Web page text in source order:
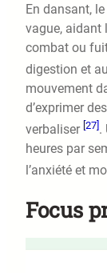
En dansant,
vague, aidant
combat ou
digestion et
mouvement
d’exprimer
verbaliser [27] .
heures par
l’anxiété et
Focus